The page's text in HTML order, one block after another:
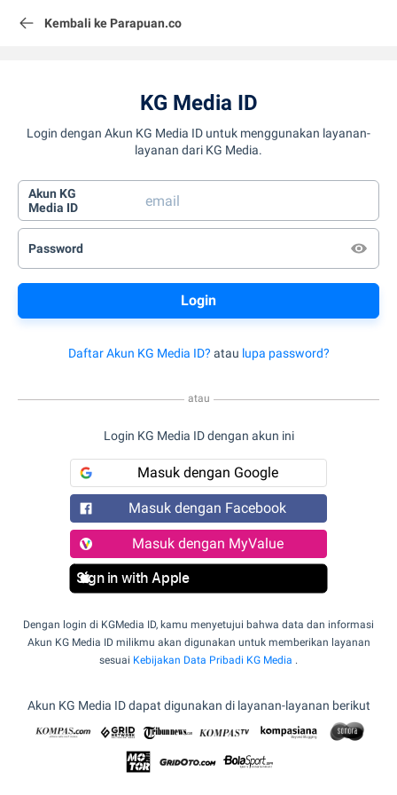
Kembali ke Parapuan.co
KG Media ID
Login dengan Akun KG Media ID untuk menggunakan layanan-
layanan dari KG Media.
Akun KG
Media ID
Password
Daftar Akun KG Media ID? atau lupa password?
atau
Login KG Media ID dengan akun ini
Masuk dengan Google
Masuk dengan Facebook
Masuk dengan MyValue
Sign in with Apple
Dengan login di KGMedia ID, kamu menyetujui bahwa data dan informasi
Akun KG Media ID milikmu akan digunakan untuk memberikan layanan
sesuai Kebijakan Data Pribadi KG Media .
Akun KG Media ID dapat digunakan di layanan-layanan berikut